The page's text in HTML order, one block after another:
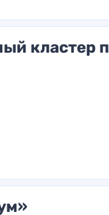
кластер